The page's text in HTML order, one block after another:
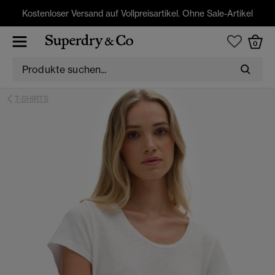
Kostenloser Versand auf Vollpreisartikel. Ohne Sale-Artikel
0
T-SHIRTS